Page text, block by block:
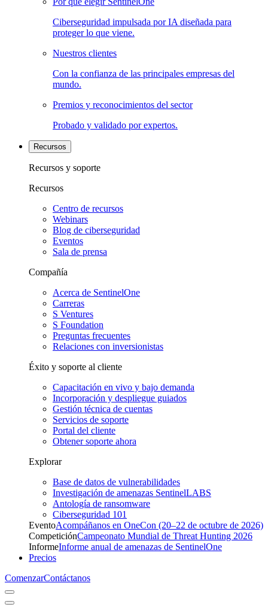
Ciberseguridad impulsada por IA diseñada para
proteger lo que viene.
Nuestros clientes
Con la confianza de las principales empresas del
mundo.
Premios y reconocimientos del sector
Probado y validado por expertos.
Recursos
Recursos y soporte
Recursos
Centro de recursos
Webinars
Blog de ciberseguridad
Eventos
Sala de prensa
Compañía
Acerca de SentinelOne
Carreras
S Ventures
S Foundation
Preguntas frecuentes
Relaciones con inversionistas
Éxito y soporte al cliente
Capacitación en vivo y bajo demanda
Incorporación y despliegue guiados
Gestión técnica de cuentas
Servicios de soporte
Portal del cliente
Obtener soporte ahora
Explorar
Base de datos de vulnerabilidades
Investigación de amenazas SentinelLABS
Antología de ransomware
Ciberseguridad 101
EventoAcompáñanos en OneCon (20–22 de octubre de 2026)
CompeticiónCampeonato Mundial de Threat Hunting 2026
InformeInforme anual de amenazas de SentinelOne
Precios
ComenzarContáctanos